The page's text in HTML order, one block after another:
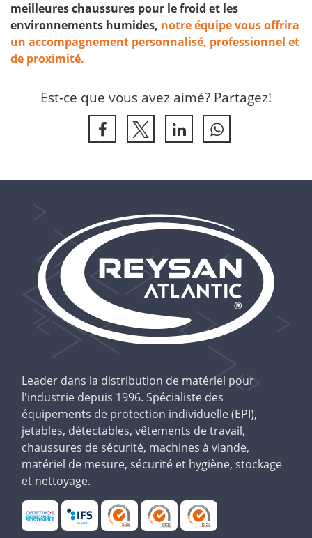
meilleures chaussures pour le froid et les
environnements humides, notre équipe vous offrira
un accompagnement personnalisé, professionnel et
de proximité.
Est-ce que vous avez aimé? Partagez!
Leader dans la distribution de matériel pour
l'industrie depuis 1996. Spécialiste des
équipements de protection individuelle (EPI),
jetables, détectables, vêtements de travail,
chaussures de sécurité, machines à viande,
matériel de mesure, sécurité et hygiène, stockage
et nettoyage.